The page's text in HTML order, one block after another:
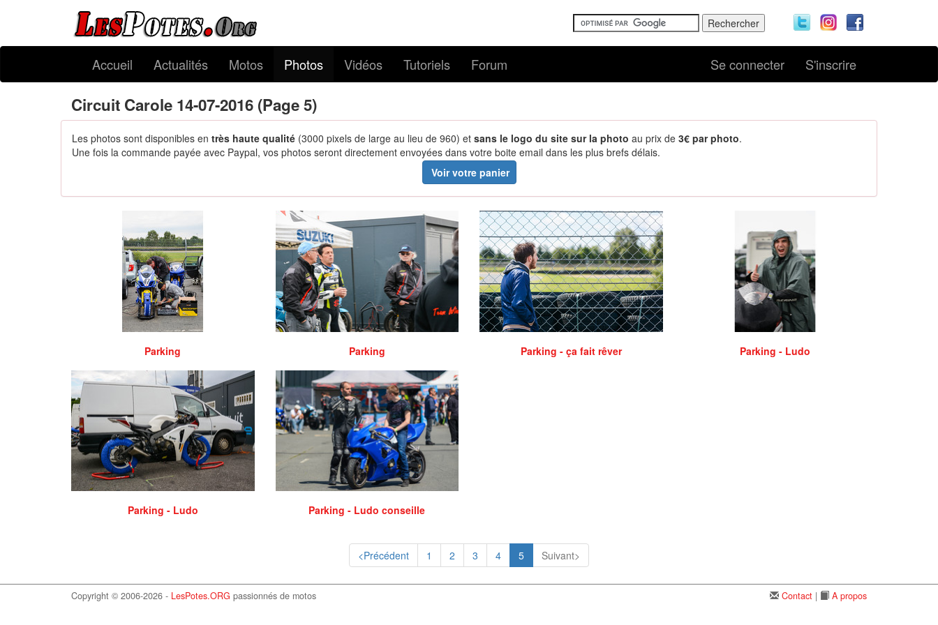
Accueil Actualités Motos Photos Vidéos Tutoriels Forum Se connecter S'inscrire
Circuit Carole 14-07-2016 (Page 5)
Les photos sont disponibles en très haute qualité (3000 pixels de large au lieu de 960) et sans le logo du site sur la photo au prix de 3€ par photo.
Une fois la commande payée avec Paypal, vos photos seront directement envoyées dans votre boite email dans les plus brefs délais.
Parking Parking Parking - ça fait rêver Parking - Ludo
Parking - Ludo Parking - Ludo conseille
<Précédent 1 2 3 4 5 Suivant>
Copyright © 2006-2026 - LesPotes.ORG passionnés de motos Contact | A propos